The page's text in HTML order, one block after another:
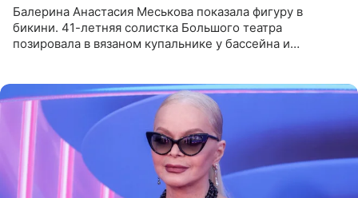
Балерина Анастасия Меськова показала фигуру в
бикини. 41-летняя солистка Большого театра
позировала в вязаном купальнике у бассейна и